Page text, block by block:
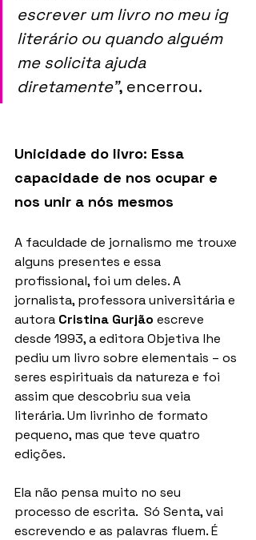
escrever um livro no meu ig
literário ou quando alguém
me solicita ajuda
diretamente”, encerrou.
Unicidade do livro: Essa
capacidade de nos ocupar e
nos unir a nós mesmos
A faculdade de jornalismo me trouxe
alguns presentes e essa
profissional, foi um deles. A
jornalista, professora universitária e
autora Cristina Gurjão escreve
desde 1993, a editora Objetiva lhe
pediu um livro sobre elementais – os
seres espirituais da natureza e foi
assim que descobriu sua veia
literária. Um livrinho de formato
pequeno, mas que teve quatro
edições.
Ela não pensa muito no seu
processo de escrita.  Só Senta, vai
escrevendo e as palavras fluem. É